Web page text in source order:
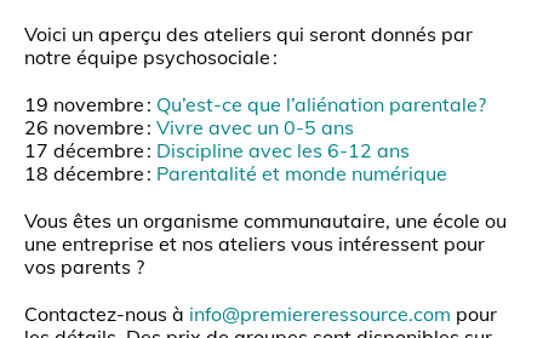
Voici un aperçu des ateliers qui seront donnés par
notre équipe psychosociale :
19 novembre : Qu’est-ce que l’aliénation parentale?
26 novembre : Vivre avec un 0-5 ans
17 décembre : Discipline avec les 6-12 ans
18 décembre : Parentalité et monde numérique
Vous êtes un organisme communautaire, une école ou
une entreprise et nos ateliers vous intéressent pour
vos parents ?
Contactez-nous à info@premiereressource.com pour